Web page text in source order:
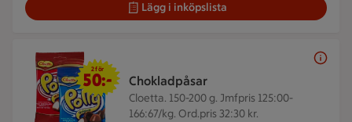
Lägg i inköpslista
Chokladpåsar
Cloetta. 150-200 g. Jmfpris 125:00-
166:67/kg. Ord.pris 32:30 kr.
2 för 50 kr
2 för
50:-